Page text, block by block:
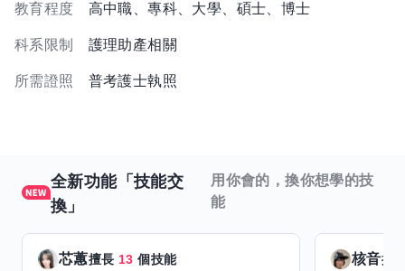
教育程度 高中職、專科、大學、碩士、博士
科系限制 護理助產相關
所需證照 普考護士執照
全新功能「技能交
換」
用你會的，換你想學的技
能
芯蕙擅長 13 個技能 核音擅